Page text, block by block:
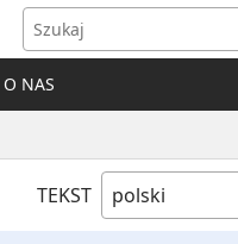
O NAS
TEKST